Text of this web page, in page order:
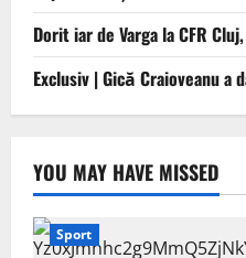
Dorit iar de Varga la CFR
Exclusiv | Gică Craioveanu
YOU MAY HAVE MISSED
Sport